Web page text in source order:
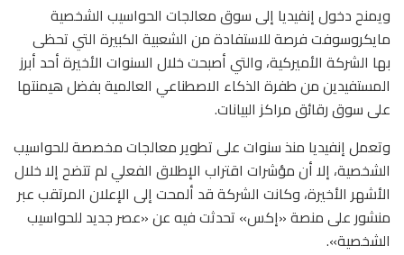
ويمنح دخول إنفيديا إلى سوق معالجات الحواسيب الشخصية
مايكروسوفت فرصة للاستفادة من الشعبية الكبيرة التي تحظى
بها الشركة الأميركية، والتي أصبحت خلال السنوات الأخيرة أحد أبرز
المستفيدين من طفرة الذكاء الاصطناعي العالمية بفضل هيمنتها
على سوق رقائق مراكز البيانات.
وتعمل إنفيديا منذ سنوات على تطوير معالجات مخصصة للحواسيب
الشخصية، إلا أن مؤشرات اقتراب الإطلاق الفعلي لم تتضح إلا خلال
الأشهر الأخيرة، وكانت الشركة قد ألمحت إلى الإعلان المرتقب عبر
منشور على منصة «إكس» تحدثت فيه عن «عصر جديد للحواسيب
الشخصية».